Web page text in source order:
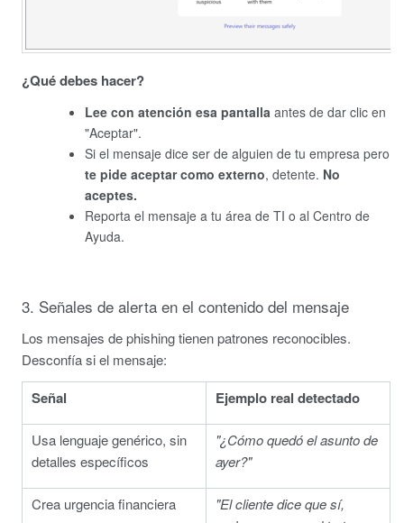
¿Qué debes hacer?
Lee con atención esa pantalla antes de dar clic en
"Aceptar".
Si el mensaje dice ser de alguien de tu empresa pero
te pide aceptar como externo, detente. No
aceptes.
Reporta el mensaje a tu área de TI o al Centro de
Ayuda.
3. Señales de alerta en el contenido del mensaje
Los mensajes de phishing tienen patrones reconocibles.
Desconfía si el mensaje:
Señal Ejemplo real detectado
Usa lenguaje genérico, sin
detalles específicos
"¿Cómo quedó el asunto de
ayer?"
Crea urgencia financiera
"El cliente dice que sí,